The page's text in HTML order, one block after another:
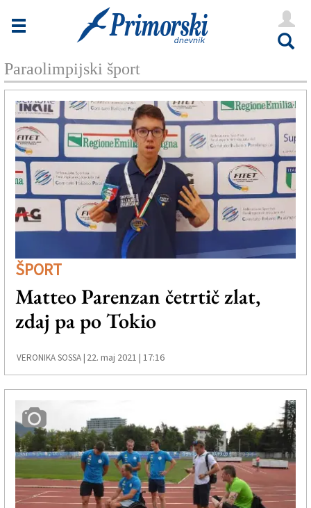
Novice
Goriška
Kultura
Šport
Še
Vreme
V Kioskih
Oglasi
Založnik
Zadruga PD
Naročnine
Paraolimpijski šport
ŠPORT
Matteo Parenzan četrtič zlat,
zdaj pa po Tokio
VERONIKA SOSSA | 22. maj 2021 | 17:16